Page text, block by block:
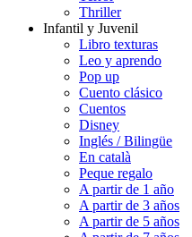
Thriller
Infantil y Juvenil
Libro texturas
Leo y aprendo
Pop up
Cuento clásico
Cuentos
Disney
Inglés / Bilingüe
En català
Peque regalo
A partir de 1 año
A partir de 3 años
A partir de 5 años